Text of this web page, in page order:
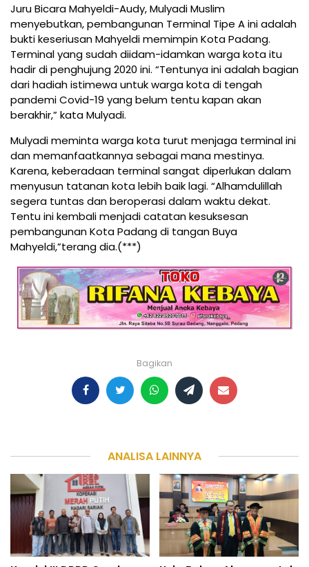
Juru Bicara Mahyeldi-Audy, Mulyadi Muslim
menyebutkan, pembangunan Terminal Tipe A ini adalah
bukti keseriusan Mahyeldi memimpin Kota Padang.
Terminal yang sudah diidam-idamkan warga kota itu
hadir di penghujung 2020 ini. “Tentunya ini adalah bagian
dari hadiah istimewa untuk warga kota di tengah
pandemi Covid-19 yang belum tentu kapan akan
berakhir,” kata Mulyadi.
Mulyadi meminta warga kota turut menjaga terminal ini
dan memanfaatkannya sebagai mana mestinya.
Karena, keberadaan terminal sangat diperlukan dalam
menyusun tatanan kota lebih baik lagi. “Alhamdulillah
segera tuntas dan beroperasi dalam waktu dekat.
Tentu ini kembali menjadi catatan kesuksesan
pembangunan Kota Padang di tangan Buya
Mahyeldi,”terang dia.(***)
Bagikan
ANALISA LAINNYA